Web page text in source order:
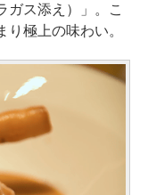
ガス添え）」。こ
極上の味わい。